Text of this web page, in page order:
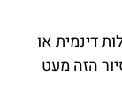
דינמית או
הזה מעט